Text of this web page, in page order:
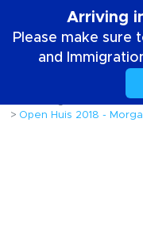
Arriving
Please make sure
and
Dingen om te doen
Open Huis 2018 -